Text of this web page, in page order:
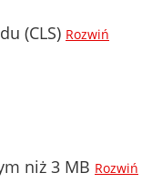
(CLS) Rozwiń
niż 3 MB Rozwiń